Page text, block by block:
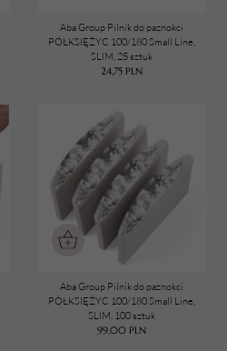
Aba Group Pilnik do paznokci
PÓŁKSIĘŻYC 100/180 Small Line,
SLIM, 25 sztuk
24,75 PLN
Aba Group Pilnik do paznokci
PÓŁKSIĘŻYC 100/180 Small Line,
SLIM, 100 sztuk
99,00 PLN